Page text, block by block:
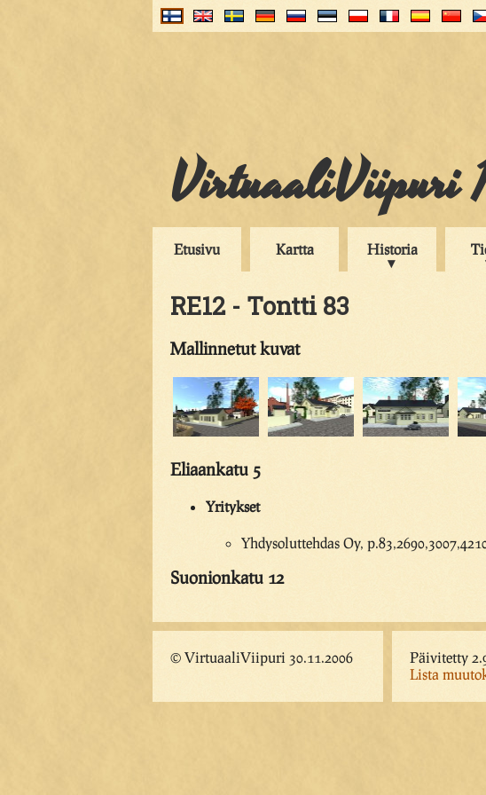
VirtuaaliViipuri
Etusivu Kartta Historia
RE12 - Tontti 83
Mallinnetut kuvat
Eliaankatu 5
Yritykset
Yhdysoluttehdas Oy,
Suonionkatu 12
© VirtuaaliViipuri 30.11.2006
Päivitetty
Lista